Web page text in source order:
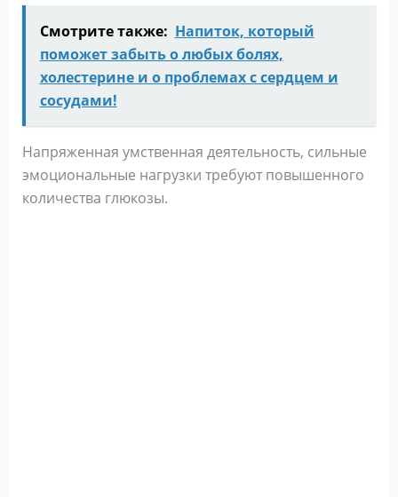
Смотрите также: Напиток, который
поможет забыть о любых болях,
холестерине и о проблемах с сердцем и
сосудами!
Напряженная умственная деятельность, сильные
эмоциональные нагрузки требуют повышенного
количества глюкозы.